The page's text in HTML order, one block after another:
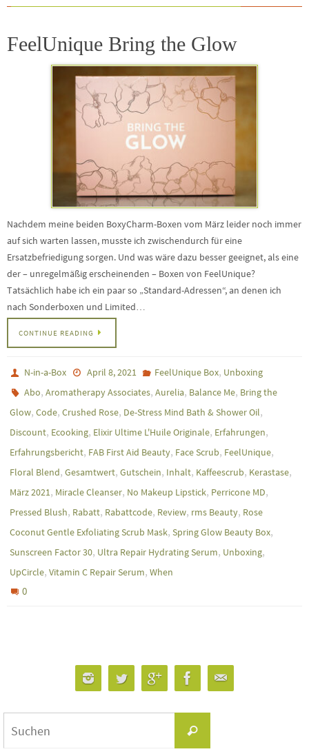
FeelUnique Bring the Glow
Nachdem meine beiden BoxyCharm-Boxen vom März leider noch immer
auf sich warten lassen, musste ich zwischendurch für eine
Ersatzbefriedigung sorgen. Und was wäre dazu besser geeignet, als eine
der – unregelmäßig erscheinenden – Boxen von FeelUnique?
Tatsächlich habe ich ein paar so „Standard-Adressen“, an denen ich
nach Sonderboxen und Limited…
CONTINUE READING
N-in-a-Box April 8, 2021 FeelUnique Box, Unboxing
Abo,Aromatherapy Associates,Aurelia, Balance Me, Bring the
Glow, Code, Crushed Rose, De-Stress Mind Bath & Shower Oil,
Discount, Ecooking, Elixir Ultime L'Huile Originale, Erfahrungen,
Erfahrungsbericht, FAB First Aid Beauty, Face Scrub, FeelUnique,
Floral Blend, Gesamtwert, Gutschein, Inhalt, Kaffeescrub, Kerastase,
März 2021, Miracle Cleanser, No Makeup Lipstick, Perricone MD,
Pressed Blush, Rabatt, Rabattcode, Review, rms Beauty, Rose
Coconut Gentle Exfoliating Scrub Mask, Spring Glow Beauty Box,
Sunscreen Factor 30, Ultra Repair Hydrating Serum, Unboxing,
UpCircle, Vitamin C Repair Serum, When
0
Suchen